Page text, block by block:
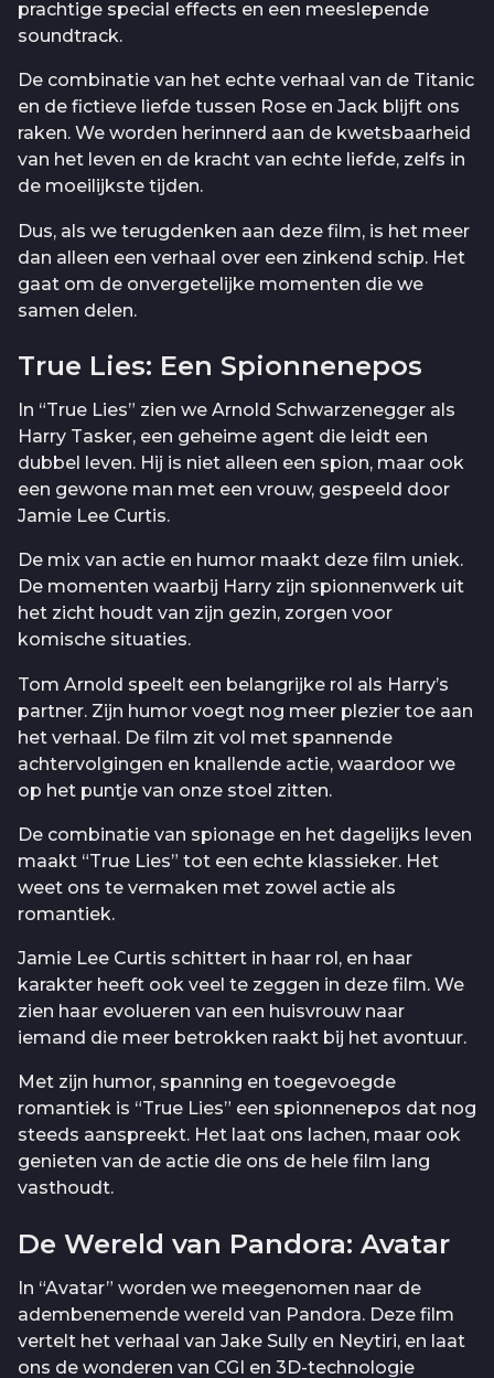
prachtige special effects en een meeslepende
soundtrack.
De combinatie van het echte verhaal van de Titanic
en de fictieve liefde tussen Rose en Jack blijft ons
raken. We worden herinnerd aan de kwetsbaarheid
van het leven en de kracht van echte liefde, zelfs in
de moeilijkste tijden.
Dus, als we terugdenken aan deze film, is het meer
dan alleen een verhaal over een zinkend schip. Het
gaat om de onvergetelijke momenten die we
samen delen.
True Lies: Een Spionnenepos
In “True Lies” zien we Arnold Schwarzenegger als
Harry Tasker, een geheime agent die leidt een
dubbel leven. Hij is niet alleen een spion, maar ook
een gewone man met een vrouw, gespeeld door
Jamie Lee Curtis.
De mix van actie en humor maakt deze film uniek.
De momenten waarbij Harry zijn spionnenwerk uit
het zicht houdt van zijn gezin, zorgen voor
komische situaties.
Tom Arnold speelt een belangrijke rol als Harry’s
partner. Zijn humor voegt nog meer plezier toe aan
het verhaal. De film zit vol met spannende
achtervolgingen en knallende actie, waardoor we
op het puntje van onze stoel zitten.
De combinatie van spionage en het dagelijks leven
maakt “True Lies” tot een echte klassieker. Het
weet ons te vermaken met zowel actie als
romantiek.
Jamie Lee Curtis schittert in haar rol, en haar
karakter heeft ook veel te zeggen in deze film. We
zien haar evolueren van een huisvrouw naar
iemand die meer betrokken raakt bij het avontuur.
Met zijn humor, spanning en toegevoegde
romantiek is “True Lies” een spionnenepos dat nog
steeds aanspreekt. Het laat ons lachen, maar ook
genieten van de actie die ons de hele film lang
vasthoudt.
De Wereld van Pandora: Avatar
In “Avatar” worden we meegenomen naar de
adembenemende wereld van Pandora. Deze film
vertelt het verhaal van Jake Sully en Neytiri, en laat
ons de wonderen van CGI en 3D-technologie